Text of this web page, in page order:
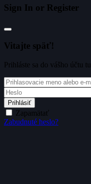
Sign In or Register
Vitajte späť!
Prihláste sa do vášho účtu tu
Prihlásiť
Zapamätať
Zabudnuté heslo?